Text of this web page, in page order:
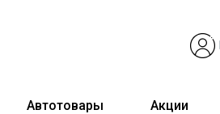
Автотовары Акции